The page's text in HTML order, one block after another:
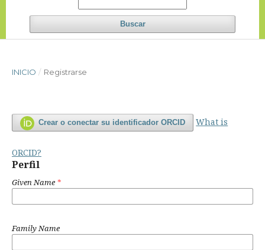
Buscar
INICIO / Registrarse
Crear o conectar su identificador ORCID What is
ORCID?
Perfil
Given Name *
Family Name